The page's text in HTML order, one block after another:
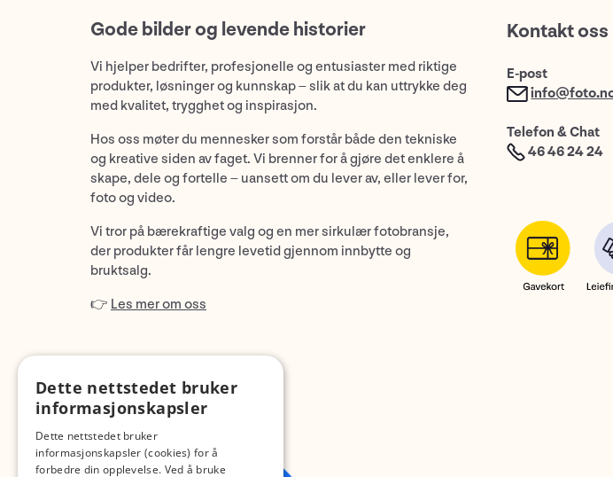
Gode bilder og levende historier
Vi hjelper bedrifter, profesjonelle og entusiaster med riktige
produkter, løsninger og kunnskap – slik at du kan uttrykke deg
med kvalitet, trygghet og inspirasjon.
Hos oss møter du mennesker som forstår både den tekniske
og kreative siden av faget. Vi brenner for å gjøre det enklere å
skape, dele og fortelle – uansett om du lever av, eller lever for,
foto og video.
Vi tror på bærekraftige valg og en mer sirkulær fotobransje,
der produkter får lengre levetid gjennom innbytte og
bruktsalg.
👉 Les mer om oss
Kontakt oss
E-post
Telefon & Chat
46 46 24 24
Dette nettstedet bruker
informasjonskapsler
Dette nettstedet bruker
informasjonskapsler (cookies) for å
forbedre din opplevelse. Ved å bruke